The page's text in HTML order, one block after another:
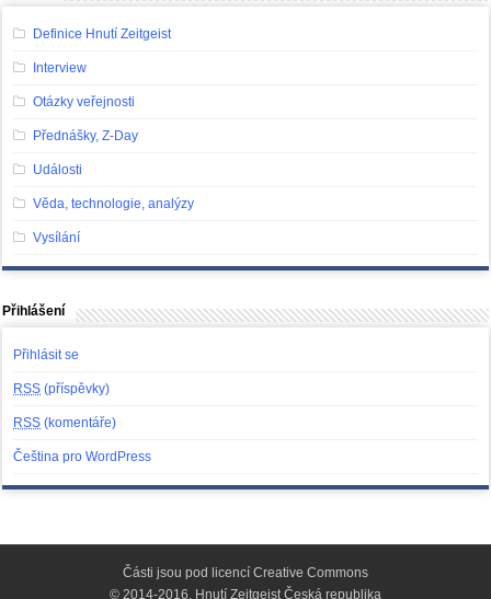
Definice Hnutí Zeitgeist
Interview
Otázky veřejnosti
Přednášky, Z-Day
Události
Věda, technologie, analýzy
Vysílání
Přihlášení
Přihlásit se
RSS (příspěvky)
RSS (komentáře)
Čeština pro WordPress
Části jsou pod licencí Creative Commons
© 2014-2016, Hnutí Zeitgeist Česká republika